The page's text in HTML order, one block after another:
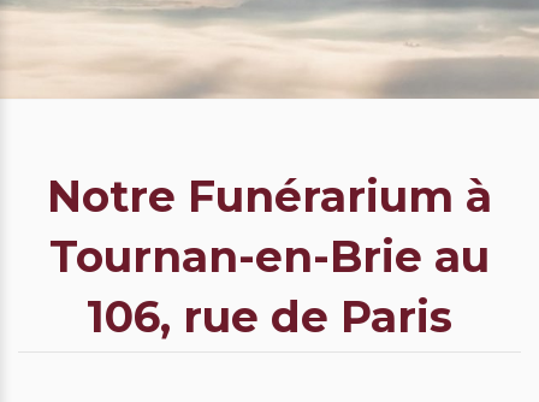
Notre Funérarium à
Tournan-en-Brie au
106, rue de Paris